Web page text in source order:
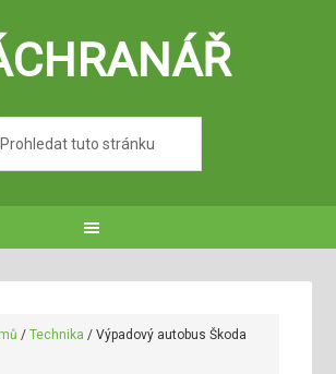
/ Technika / Výpadový autobus Škoda